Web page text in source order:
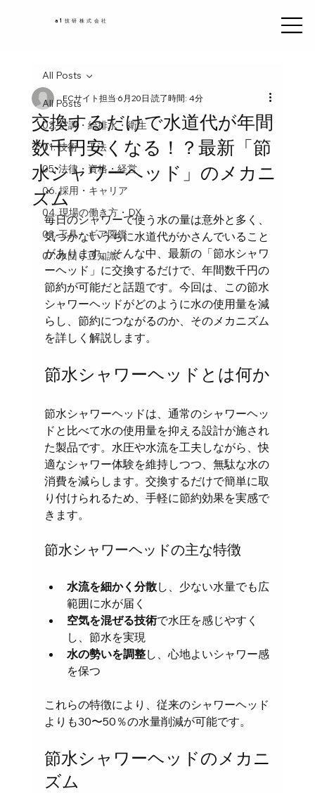
a1技研株式会社
All Posts
02. 空調・給排水・衛生
01. 技術・工法
05. 法律・資格・経営
06. 採用・キャリア
04. 現場の働き方・DX
03. 工具・ギア図鑑
07. 水回り豆知識
All Posts
交換するだけで水道代が年間
数千円安くなる！？最新「節
水シャワーヘッド」のメカニ
ズム
ECサイト担当6月20日 読了時間: 4分
毎日のシャワーで使う水の量は意外と多く、
気づかないうちに水道代がかさんでいること
があります。そんな中、最新の「節水シャワ
ーヘッド」に交換するだけで、年間数千円の
節約が可能だと話題です。今回は、この節水
シャワーヘッドがどのように水の使用量を減
らし、節約につながるのか、そのメカニズム
を詳しく解説します。
節水シャワーヘッドとは何か
節水シャワーヘッドは、通常のシャワーヘッ
ドと比べて水の使用量を抑える設計が施され
た製品です。水圧や水流を工夫しながら、快
適なシャワー体験を維持しつつ、無駄な水の
消費を減らします。交換するだけで簡単に取
り付けられるため、手軽に節約効果を実感で
きます。
節水シャワーヘッドの主な特徴
水流を細かく分散し、少ない水量でも広
範囲に水が届く
空気を混ぜる技術で水圧を感じやすく
し、節水を実現
水の勢いを調整し、心地よいシャワー感
を保つ
これらの特徴により、従来のシャワーヘッド
よりも30〜50％の水量削減が可能です。
節水シャワーヘッドのメカニ
ズム